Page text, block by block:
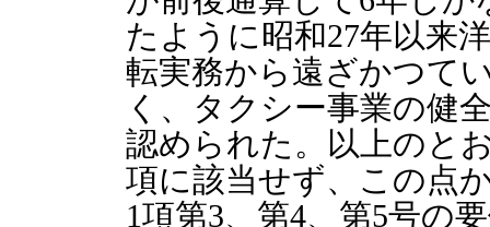
たように昭和27年以来
転実務から遠ざかつて
く、タクシー事業の健
認められた。以上のと
項に該当せず、この点
1項第3、第4、第5号の